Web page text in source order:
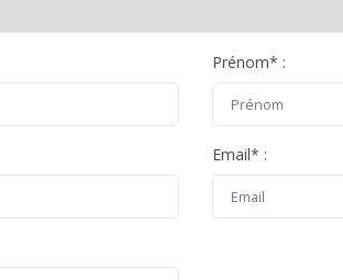
Prénom* :
Email* :